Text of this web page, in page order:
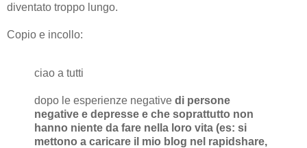
diventato troppo lungo.
Copio e incollo:
ciao a tutti
dopo le esperienze negative di persone
negative e depresse e che soprattutto non
hanno niente da fare nella loro vita (es: si
mettono a caricare il mio blog nel rapidshare,